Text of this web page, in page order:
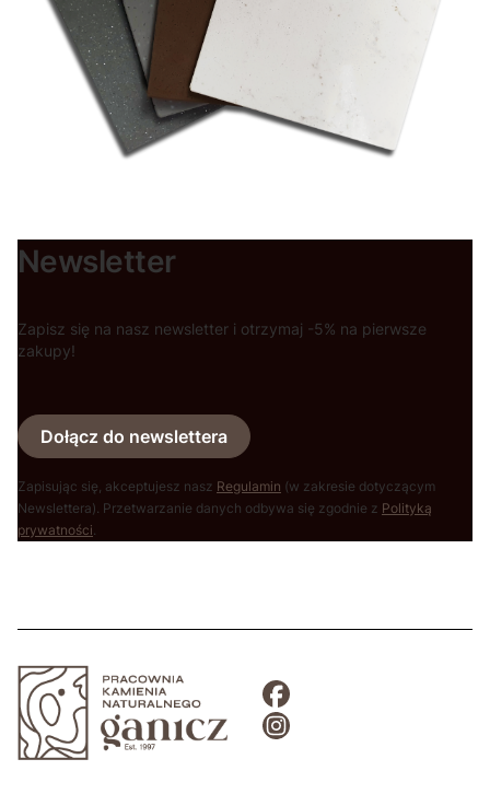
Newsletter
Zapisz się na nasz newsletter i otrzymaj -5% na pierwsze
zakupy!
Dołącz do newslettera
Zapisując się, akceptujesz nasz Regulamin (w zakresie dotyczącym
Newslettera). Przetwarzanie danych odbywa się zgodnie z Polityką
prywatności